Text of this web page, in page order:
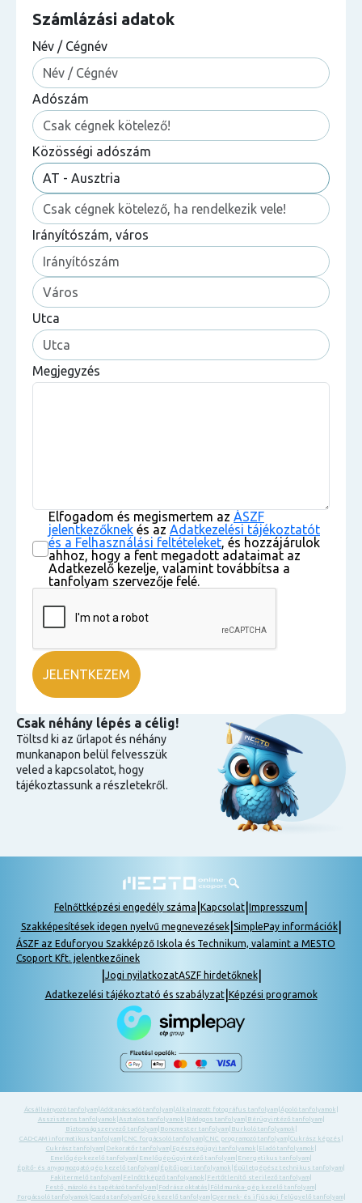
Számlázási adatok
Név / Cégnév
Adószám
Közösségi adószám
Irányítószám, város
Utca
Megjegyzés
Elfogadom és megismertem az ÁSZF
jelentkezőknek és az Adatkezelési tájékoztatót
és a Felhasználási feltételeket, és hozzájárulok
ahhoz, hogy a fent megadott adataimat az
Adatkezelő kezelje, valamint továbbítsa a
tanfolyam szervezője felé.
Csak néhány lépés a célig!
Töltsd ki az űrlapot és néhány
munkanapon belül felvesszük
veled a kapcsolatot, hogy
tájékoztassunk a részletekről.
Felnőttképzési engedély száma Kapcsolat Impresszum
Szakképesítések idegen nyelvű megnevezések| SimplePay információk|
ÁSZF az Eduforyou Szakképző Iskola és Technikum, valamint a MESTO
Csoport Kft. jelentkezőinek
Jogi nyilatkozatASZF hirdetőknek|
Adatkezelési tájékoztató és szabályzat| Képzési programok
Ácsállványozó tanfolyam| Adótanácsadó tanfolyam| Alkalmazott fotográfus tanfolyam| Ápoló tanfolyamok
Asszisztens tanfolyamok Asztalos tanfolyamok Bádogos tanfolyam| Bérügyintéző tanfolyam|
Biztonságszervező tanfolyam| Boncmester tanfolyam| Burkoló tanfolyamok
CAD-CAM informatikus tanfolyam| CNC forgácsoló tanfolyam| CNC programozó tanfolyam| Cukrász képzés
Cukrász tanfolyam| Dekoratőr tanfolyam| Egészségügyi tanfolyamok Eladó tanfolyamok
Emelőgép-kezelő tanfolyam Emelőgép-ügyintéző tanfolyam Energetikus tanfolyam
Építő- és anyagmozgató gép kezelő tanfolyam Építőipari tanfolyamok Épületgépész technikus tanfolyam
Fakitermelő tanfolyam Felnőttképző tanfolyamok Fertőtlenítő sterilező tanfolyam
Festő, mázoló és tapétázó tanfolyam Fodrász oktatás Földmunka- gép kezelő tanfolyam
Forgácsoló tanfolyamok Gazda tanfolyam| Gép kezelő tanfolyam| Gyermek- és ifjúsági felügyelő tanfolyam|